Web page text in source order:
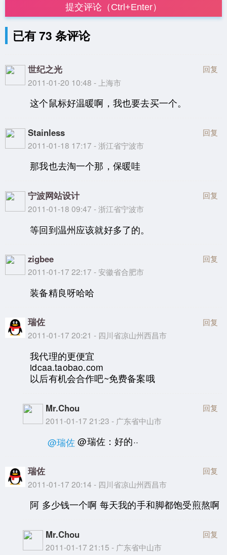
提交评论（Ctrl+Enter）
已有 73 条评论
世纪之光
2011-01-20 10:48 - 上海市
回复
这个鼠标好温暖啊，我也要去买一个。
Stainless
2011-01-18 17:17 - 浙江省宁波市
回复
那我也去淘一个那，保暖哇
宁波网站设计
2011-01-18 09:47 - 浙江省宁波市
回复
等回到温州应该就好多了的。
zigbee
2011-01-17 22:17 - 安徽省合肥市
回复
装备精良呀哈哈
瑞佐
2011-01-17 20:21 - 四川省凉山州西昌市
回复
我代理的更便宜
idcaa.taobao.com
以后有机会合作吧~免费备案哦
Mr.Chou
2011-01-17 21:23 - 广东省中山市
回复
@瑞佐 @瑞佐：好的··
瑞佐
2011-01-17 20:14 - 四川省凉山州西昌市
回复
阿 多少钱一个啊 每天我的手和脚都饱受煎熬啊
Mr.Chou
2011-01-17 21:15 - 广东省中山市
回复